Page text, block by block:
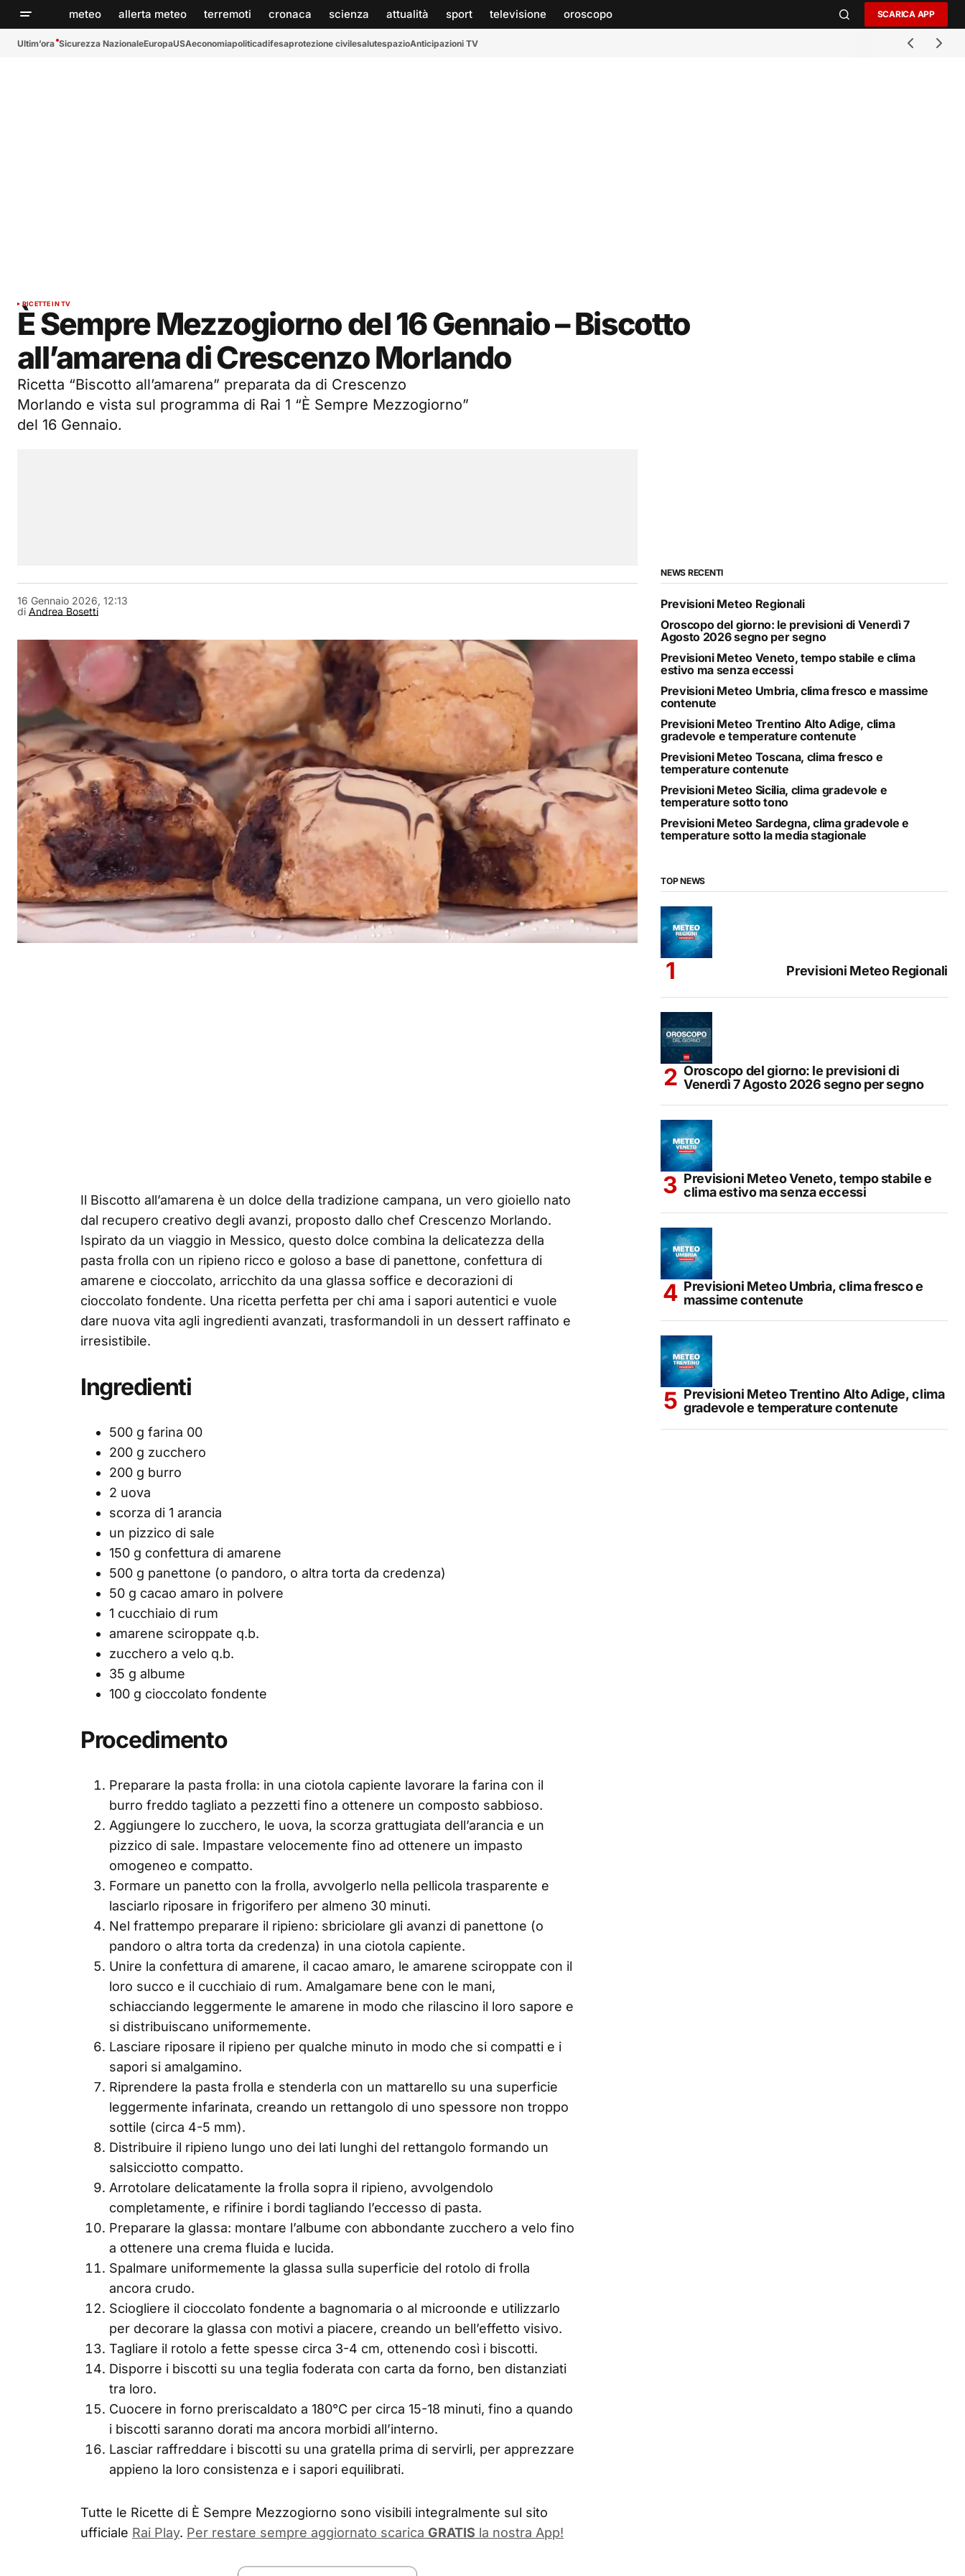
meteo allerta meteo terremoti cronaca scienza attualità sport televisione oroscopo SCARICA APP
Ultim’ora Sicurezza NazionaleEuropaUSAeconomiapoliticadifesaprotezione civilesalutespazioAnticipazioni TV
RICETTE IN TV
È Sempre Mezzogiorno del 16 Gennaio – Biscotto
all’amarena di Crescenzo Morlando
Ricetta “Biscotto all’amarena” preparata da di Crescenzo
Morlando e vista sul programma di Rai 1 “È Sempre Mezzogiorno”
del 16 Gennaio.
di Andrea Bosetti
16 Gennaio 2026, 12:13
Il Biscotto all’amarena è un dolce della tradizione campana, un vero gioiello nato
dal recupero creativo degli avanzi, proposto dallo chef Crescenzo Morlando.
Ispirato da un viaggio in Messico, questo dolce combina la delicatezza della
pasta frolla con un ripieno ricco e goloso a base di panettone, confettura di
amarene e cioccolato, arricchito da una glassa soffice e decorazioni di
cioccolato fondente. Una ricetta perfetta per chi ama i sapori autentici e vuole
dare nuova vita agli ingredienti avanzati, trasformandoli in un dessert raffinato e
irresistibile.
Ingredienti
500 g farina 00
200 g zucchero
200 g burro
2 uova
scorza di 1 arancia
un pizzico di sale
150 g confettura di amarene
500 g panettone (o pandoro, o altra torta da credenza)
50 g cacao amaro in polvere
1 cucchiaio di rum
amarene sciroppate q.b.
zucchero a velo q.b.
35 g albume
100 g cioccolato fondente
Procedimento
Preparare la pasta frolla: in una ciotola capiente lavorare la farina con il
burro freddo tagliato a pezzetti fino a ottenere un composto sabbioso.
Aggiungere lo zucchero, le uova, la scorza grattugiata dell’arancia e un
pizzico di sale. Impastare velocemente fino ad ottenere un impasto
omogeneo e compatto.
Formare un panetto con la frolla, avvolgerlo nella pellicola trasparente e
lasciarlo riposare in frigorifero per almeno 30 minuti.
Nel frattempo preparare il ripieno: sbriciolare gli avanzi di panettone (o
pandoro o altra torta da credenza) in una ciotola capiente.
Unire la confettura di amarene, il cacao amaro, le amarene sciroppate con il
loro succo e il cucchiaio di rum. Amalgamare bene con le mani,
schiacciando leggermente le amarene in modo che rilascino il loro sapore e
si distribuiscano uniformemente.
Lasciare riposare il ripieno per qualche minuto in modo che si compatti e i
sapori si amalgamino.
Riprendere la pasta frolla e stenderla con un mattarello su una superficie
leggermente infarinata, creando un rettangolo di uno spessore non troppo
sottile (circa 4-5 mm).
Distribuire il ripieno lungo uno dei lati lunghi del rettangolo formando un
salsicciotto compatto.
Arrotolare delicatamente la frolla sopra il ripieno, avvolgendolo
completamente, e rifinire i bordi tagliando l’eccesso di pasta.
Preparare la glassa: montare l’albume con abbondante zucchero a velo fino
a ottenere una crema fluida e lucida.
Spalmare uniformemente la glassa sulla superficie del rotolo di frolla
ancora crudo.
Sciogliere il cioccolato fondente a bagnomaria o al microonde e utilizzarlo
per decorare la glassa con motivi a piacere, creando un bell’effetto visivo.
Tagliare il rotolo a fette spesse circa 3-4 cm, ottenendo così i biscotti.
Disporre i biscotti su una teglia foderata con carta da forno, ben distanziati
tra loro.
Cuocere in forno preriscaldato a 180°C per circa 15-18 minuti, fino a quando
i biscotti saranno dorati ma ancora morbidi all’interno.
Lasciar raffreddare i biscotti su una gratella prima di servirli, per apprezzare
appieno la loro consistenza e i sapori equilibrati.
Tutte le Ricette di È Sempre Mezzogiorno sono visibili integralmente sul sito
ufficiale Rai Play. Per restare sempre aggiornato scarica GRATIS la nostra App!
NEWS RECENTI
Previsioni Meteo Regionali
Oroscopo del giorno: le previsioni di Venerdì 7
Agosto 2026 segno per segno
Previsioni Meteo Veneto, tempo stabile e clima
estivo ma senza eccessi
Previsioni Meteo Umbria, clima fresco e massime
contenute
Previsioni Meteo Trentino Alto Adige, clima
gradevole e temperature contenute
Previsioni Meteo Toscana, clima fresco e
temperature contenute
Previsioni Meteo Sicilia, clima gradevole e
temperature sotto tono
Previsioni Meteo Sardegna, clima gradevole e
temperature sotto la media stagionale
TOP NEWS
Previsioni Meteo Regionali
Oroscopo del giorno: le previsioni di
Venerdì 7 Agosto 2026 segno per segno
Previsioni Meteo Veneto, tempo stabile e
clima estivo ma senza eccessi
Previsioni Meteo Umbria, clima fresco e
massime contenute
Previsioni Meteo Trentino Alto Adige, clima
gradevole e temperature contenute